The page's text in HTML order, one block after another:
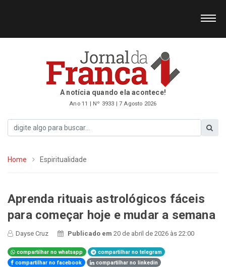
A notícia quando ela acontece!
Ano 11 | Nº 3933 | 7 Agosto 2026
Home Espiritualidade
Aprenda rituais astrológicos fáceis
para começar hoje e mudar a semana
Dayse Cruz Publicado em20 de abril de 2026 às 22:00
compartilhar no whatsapp
compartilhar no telegram
compartilhar no facebook
compartilhar no linkedin